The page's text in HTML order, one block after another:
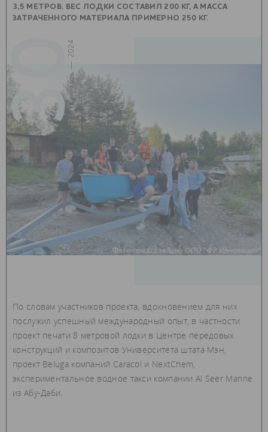
3,5 МЕТРОВ. ВЕС ЛОДКИ СОСТАВИЛ 200 КГ, А МАССА
ЗАТРАЧЕННОГО МАТЕРИАЛА ПРИМЕРНО 250 КГ.
30
сентябрь — 2024
По словам участников проекта, вдохновением для них
послужил успешный международный опыт, в частности
проект печати 8 метровой лодки в Центре передовых
конструкций и композитов Университета штата Мэн,
проект Beluga компаний Caracol и NextChem,
экспериментальное водное такси компании Al Seer Marine
из Абу-Даби.